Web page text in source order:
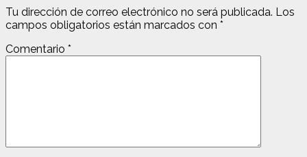
Tu dirección de correo electrónico no será publicada. Los
campos obligatorios están marcados con *
Comentario *